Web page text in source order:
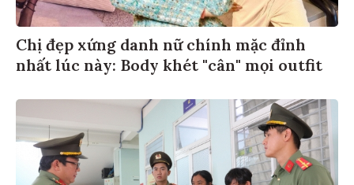
Chị đẹp xứng danh nữ chính mặc đỉnh
nhất lúc này: Body khét "cân" mọi outfit